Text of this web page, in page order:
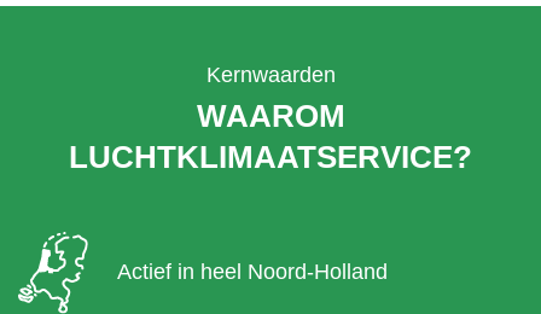
Kernwaarden
WAAROM
LUCHTKLIMAATSERVICE?
Actief in heel Noord-Holland